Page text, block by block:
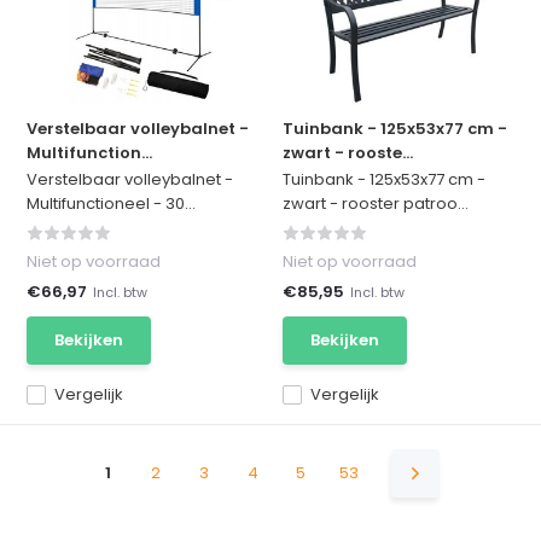
Verstelbaar volleybalnet -
Multifunction...
Verstelbaar volleybalnet -
Multifunctioneel - 30...
Vergelijk
Niet op voorraad
€66,97 Incl. btw
Bekijken
Tuinbank - 125x53x77 cm -
zwart - rooste...
Tuinbank - 125x53x77 cm -
zwart - rooster patroo...
Vergelijk
Niet op voorraad
€85,95 Incl. btw
Bekijken
1 2 3 4 5 53